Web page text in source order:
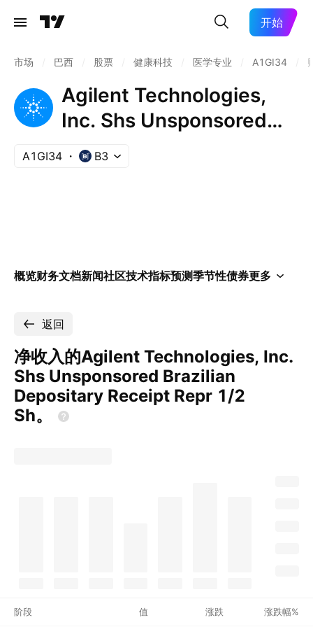
开始
市场 巴西 股票 健康科技 医学专业 A1GI34
Agilent Technologies,
Inc. Shs Unsponsored
Brazilian Depositary
A1GI34 B3
概览财务文档新闻社区技术指标预测季节性债券更多
返回
净收入的Agilent Technologies, Inc.
Shs Unsponsored Brazilian
Depositary Receipt Repr 1/2
Sh。
阶段 值 涨跌 涨跌幅%